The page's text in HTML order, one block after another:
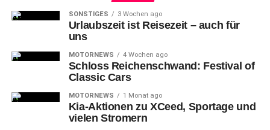
SONSTIGES 3 Wochen ago
Urlaubszeit ist Reisezeit – auch für
uns
MOTORNEWS 4 Wochen ago
Schloss Reichenschwand: Festival of
Classic Cars
MOTORNEWS 1 Monat ago
Kia-Aktionen zu XCeed, Sportage und
vielen Stromern